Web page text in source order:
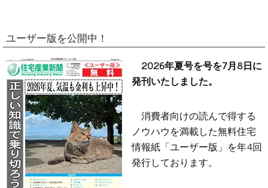
ユーザー版を公開中！
2026年夏号を号を7月8日に
発刊いたしました。
消費者向けの読んで得する
ノウハウを満載した無料住宅
情報紙「ユーザー版」を年4回
発行しております。